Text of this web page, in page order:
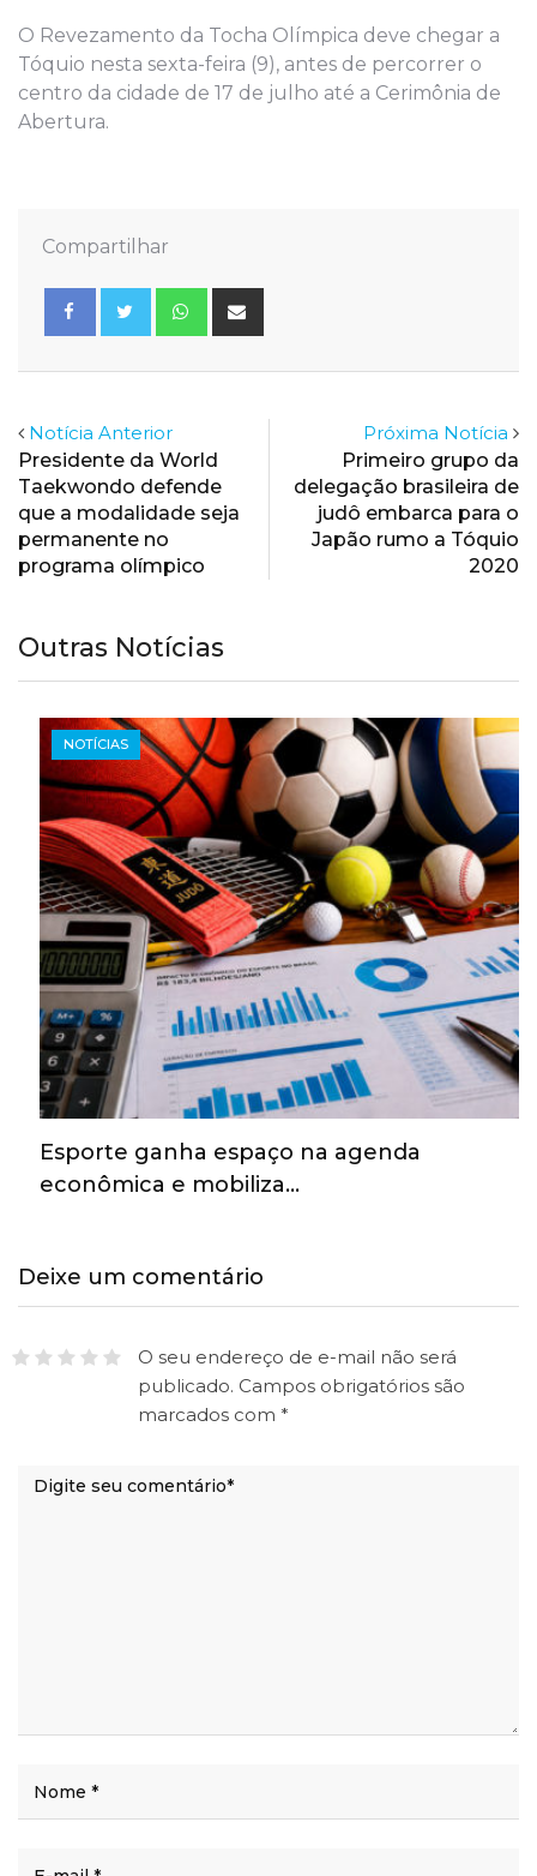
O Revezamento da Tocha Olímpica deve chegar a
Tóquio nesta sexta-feira (9), antes de percorrer o
centro da cidade de 17 de julho até a Cerimônia de
Abertura.
Compartilhar
Whatsapp
Notícia Anterior
Presidente da World
Taekwondo defende
que a modalidade seja
permanente no
programa olímpico
Próxima Notícia
Primeiro grupo da
delegação brasileira de
judô embarca para o
Japão rumo a Tóquio
2020
Outras Notícias
NOTÍCIAS
Esporte ganha espaço na agenda
econômica e mobiliza…
Deixe um comentário
O seu endereço de e-mail não será
publicado. Campos obrigatórios são
marcados com *